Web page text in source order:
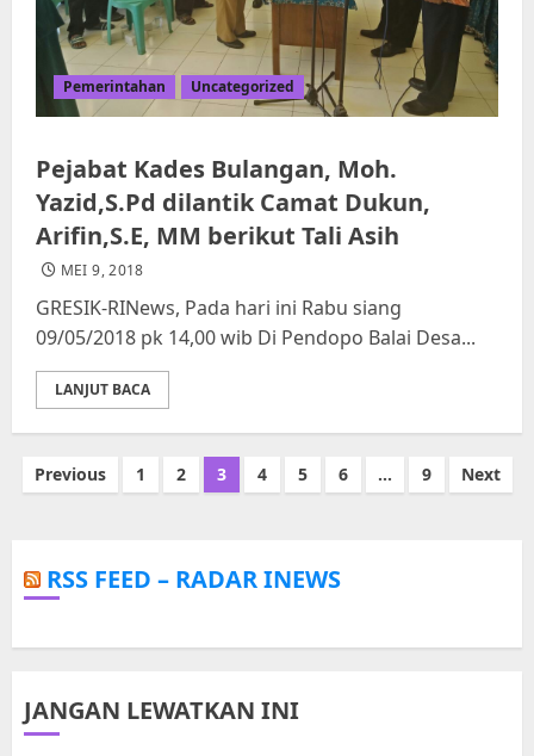
Pemerintahan Uncategorized
Pejabat Kades Bulangan, Moh.
Yazid,S.Pd dilantik Camat Dukun,
Arifin,S.E, MM berikut Tali Asih
MEI 9, 2018
GRESIK-RINews, Pada hari ini Rabu siang
09/05/2018 pk 14,00 wib Di Pendopo Balai Desa...
LANJUT BACA
Paginasi
Previous 1 2 3 4 5 6 … 9 Next
RSS FEED – RADAR INEWS
JANGAN LEWATKAN INI